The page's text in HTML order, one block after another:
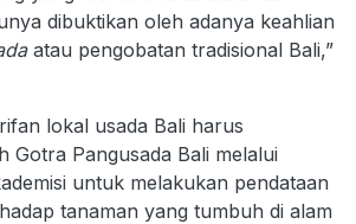
dibuktikan oleh adanya keahlian
atau pengobatan tradisional Bali,”
lokal usada Bali harus
Gotra Pangusada Bali melalui
untuk melakukan pendataan
tanaman yang tumbuh di alam